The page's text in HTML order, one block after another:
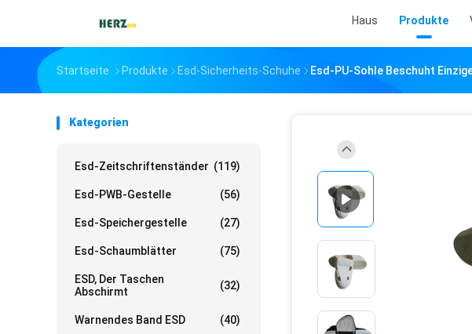
Haus Produkte
Startseite Produkte Esd-Sicherheits-Schuhe Esd-PU-Sohle Beschuht
Kategorien
Esd-Zeitschriftenständer (119)
Esd-PWB-Gestelle (56)
Esd-Speichergestelle (27)
Esd-Schaumblätter (75)
ESD, Der Taschen
Abschirmt
(32)
Warnendes Band ESD (40)